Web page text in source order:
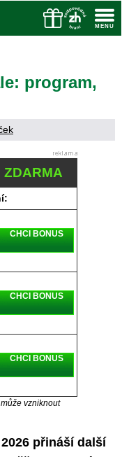
program,
ZDARMA
CHCI BONUS
CHCI BONUS
CHCI BONUS
vzniknout
přináší další